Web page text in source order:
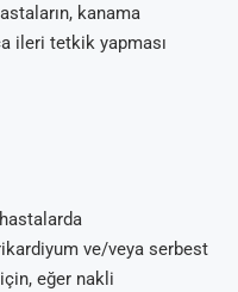
kanama
ileri tetkik yapması
ve/veya serbest
eğer nakli